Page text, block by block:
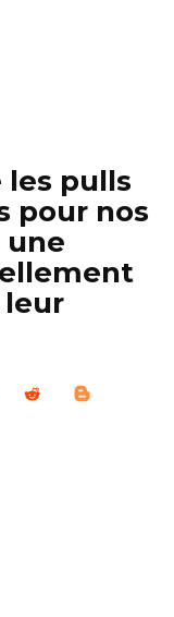
les pulls
pour nos
une
leur